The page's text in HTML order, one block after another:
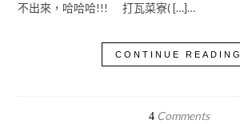
不出來，哈哈哈!!! 打瓦菜寮( […]…
CONTINUE READING
4Comments